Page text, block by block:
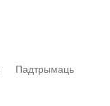
Падтрымаць